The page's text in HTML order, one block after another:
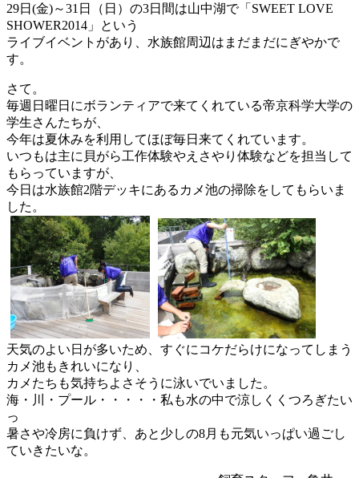
29日(金)～31日（日）の3日間は山中湖で「SWEET LOVE
SHOWER2014」という
ライブイベントがあり、 水族館周辺はまだまだにぎやかで
す。
さて。
毎週日曜日にボランティアで来てくれている帝京科学大学の
学生さ んたちが、
今年は夏休みを利用してほぼ毎日来てくれています。
いつもは主に貝がら工作体験やえさやり体験などを担当して
もらっていますが、
今日は水族館2階デッキにあるカメ池の掃除をしてもらいま
した。
天気のよい日が多いため、 すぐにコケだらけになってしまう
カメ池もきれいになり、
カメたちも気持ちよさそうに泳いでいました。
海・川・プール・・・・・私も水の中で涼しくくつろぎたい
っ
暑さや冷房に負けず、 あと少しの8月も元気いっぱい過ごし
ていきたいな。